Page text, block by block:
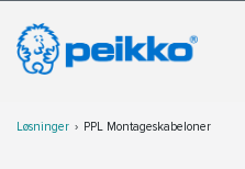
Løsninger PPL Montageskabeloner